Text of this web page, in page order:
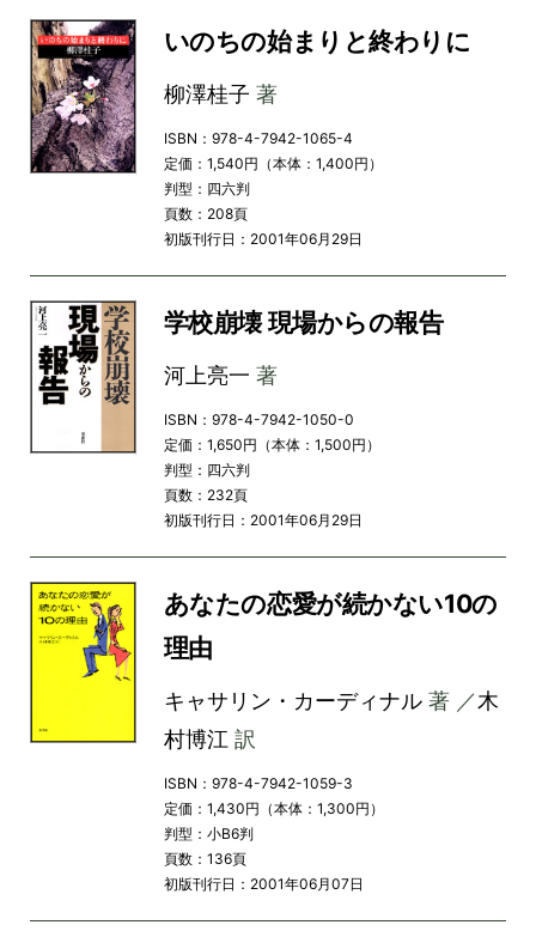
いのちの始まりと終わりに
柳澤桂子 著
ISBN：978-4-7942-1065-4
定価：1,540円（本体：1,400円）
判型：四六判
頁数：208頁
初版刊行日：2001年06月29日
学校崩壊 現場からの報告
河上亮一 著
ISBN：978-4-7942-1050-0
定価：1,650円（本体：1,500円）
判型：四六判
頁数：232頁
初版刊行日：2001年06月29日
あなたの恋愛が続かない10の
理由
キャサリン・カーディナル著 ／木
村博江 訳
ISBN：978-4-7942-1059-3
定価：1,430円（本体：1,300円）
判型：小B6判
頁数：136頁
初版刊行日：2001年06月07日